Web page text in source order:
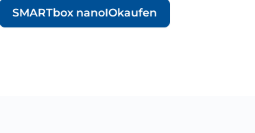
SMARTbox nanoIOkaufen